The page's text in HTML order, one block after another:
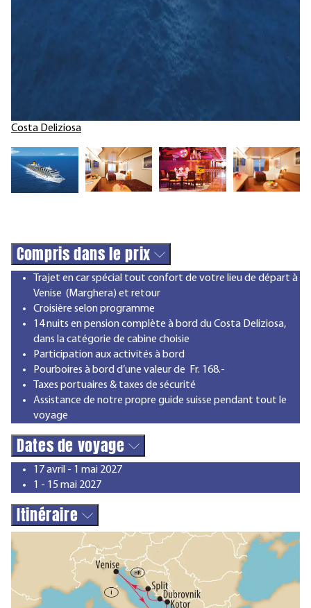
Costa Deliziosa
Compris dans le prix
Trajet en car spécial tout confort de votre lieu de départ à
Venise (Marghera) et retour
Croisière selon programme
14 nuits en pension complète à bord du Costa Deliziosa,
dans la catégorie de cabine choisie
Participation aux activités à bord
Pourboires à bord d’une valeur de Fr. 168.-
Taxes portuaires & taxes de sécurité
Assistance de notre propre guide suisse pendant tout le
voyage
Dates de voyage
17 avril - 1 mai 2027
1 - 15 mai 2027
Itinéraire